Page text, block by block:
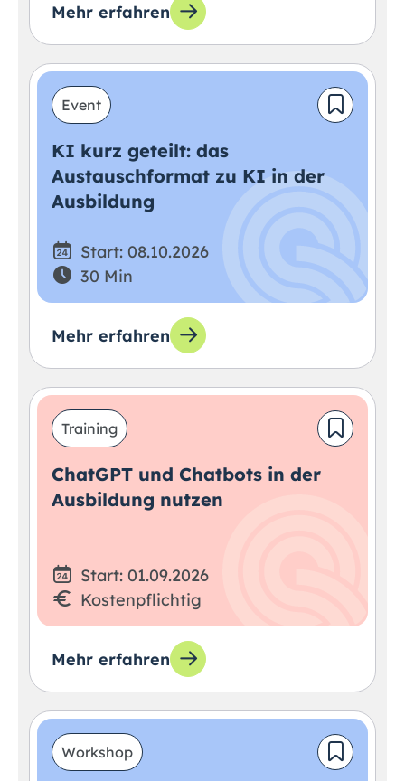
Mehr erfahren
Event
KI kurz geteilt: das
Austauschformat zu KI in der
Ausbildung
Start: 08.10.2026
30 Min
Mehr erfahren
Training
ChatGPT und Chatbots in der
Ausbildung nutzen
Start: 01.09.2026
Kostenpflichtig
Mehr erfahren
Workshop